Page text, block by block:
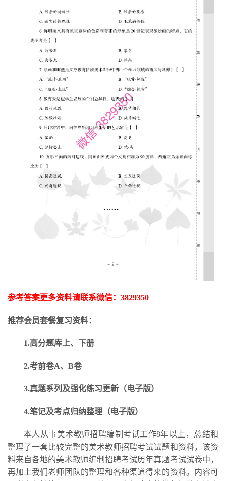
参考答案更多资料请联系微信： 3829350
推荐会员套餐复习资料：
1.高分题库上、下册
2.考前卷A、B卷
3.真题系列及强化练习更新 （电子版）
4.笔记及考点归纳整理（电子版）
本人从事美术教师招聘编制考试工作8年以上，总结和
整理了一套比较完整的美术教师招聘考试试题和资料，该资
料来自各地的美术教师编制招聘考试历年真题考试试卷中，
再加上我们老师团队的整理和各种渠道得来的资料。内容可